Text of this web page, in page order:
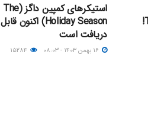
استیکرهای کمپین داگز (The
Holiday Season) اکنون قابل
دریافت است